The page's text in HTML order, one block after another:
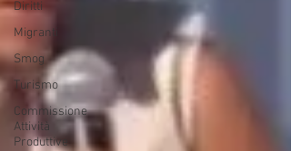
Diritti
Migranti
Smog
Turismo
Commissione
Attività
Produttive